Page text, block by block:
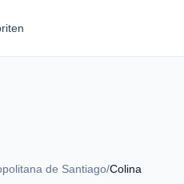
de Santiago/Colina